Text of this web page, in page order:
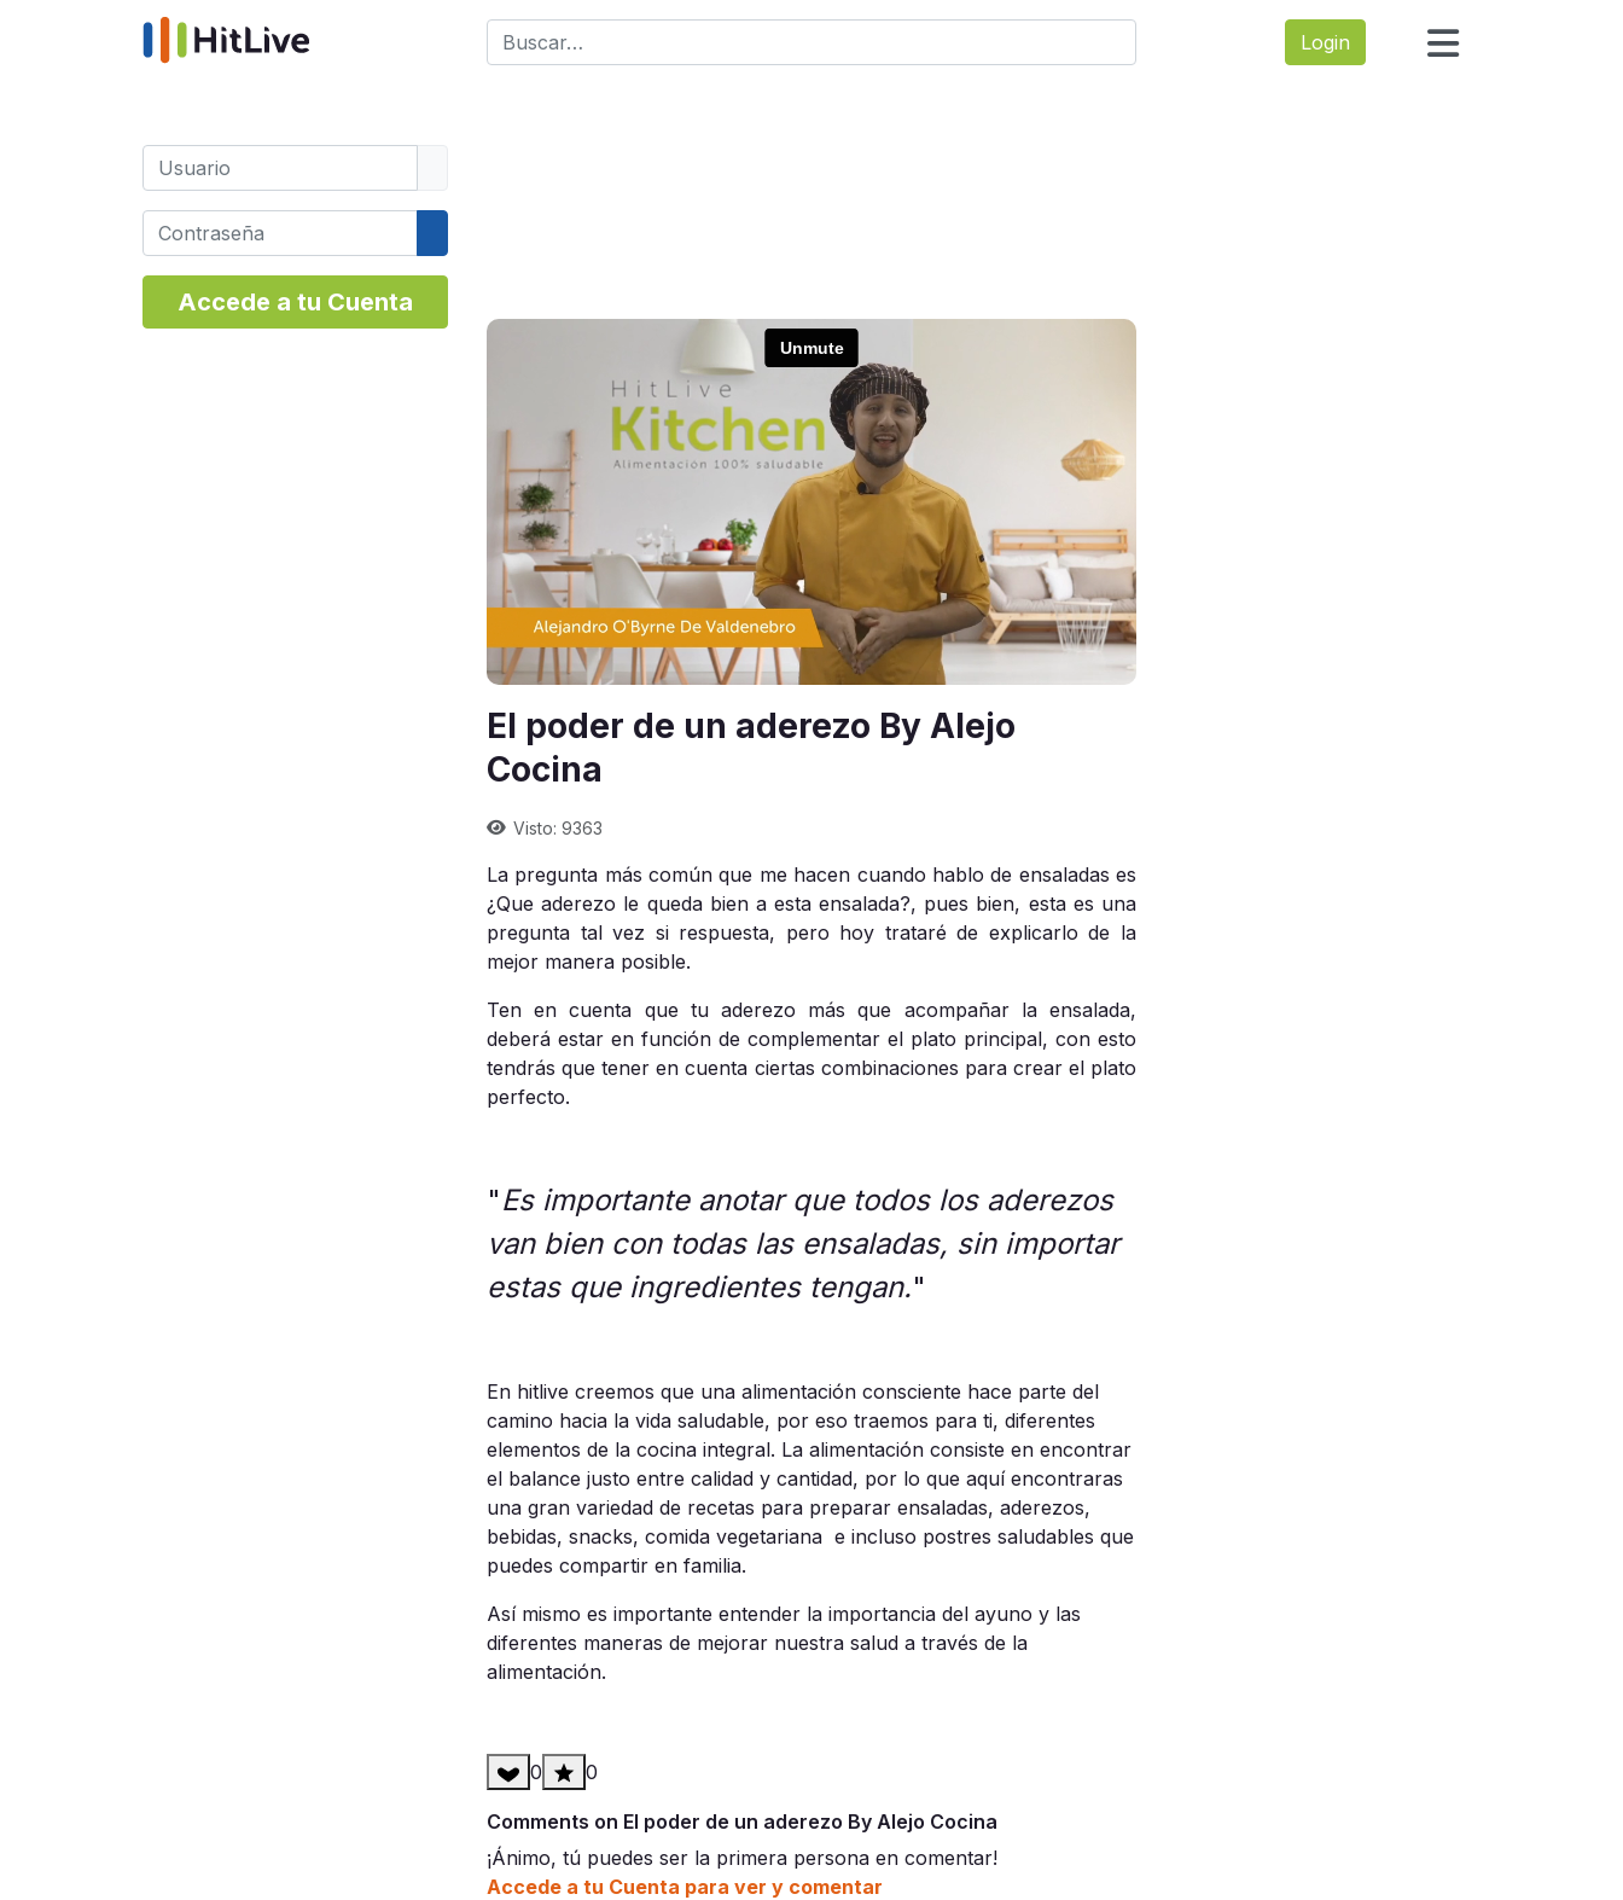
Buscar
Login
El poder de un aderezo By Alejo
Cocina
Visto: 9363
La pregunta más común que me hacen cuando hablo de ensaladas es
¿Que aderezo le queda bien a esta ensalada?, pues bien, esta es una
pregunta tal vez si respuesta, pero hoy trataré de explicarlo de la
mejor manera posible.
Ten en cuenta que tu aderezo más que acompañar la ensalada,
deberá estar en función de complementar el plato principal, con esto
tendrás que tener en cuenta ciertas combinaciones para crear el plato
perfecto.
"Es importante anotar que todos los aderezos
van bien con todas las ensaladas, sin importar
estas que ingredientes tengan."
En hitlive creemos que una alimentación consciente hace parte del
camino hacia la vida saludable, por eso traemos para ti, diferentes
elementos de la cocina integral. La alimentación consiste en encontrar
el balance justo entre calidad y cantidad, por lo que aquí encontraras
una gran variedad de recetas para preparar ensaladas, aderezos,
bebidas, snacks, comida vegetariana e incluso postres saludables que
puedes compartir en familia.
Así mismo es importante entender la importancia del ayuno y las
diferentes maneras de mejorar nuestra salud a través de la
alimentación.
0 0
Comments on El poder de un aderezo By Alejo Cocina
¡Ánimo, tú puedes ser la primera persona en comentar!
Accede a tu Cuenta para ver y comentar
Usuario
Contraseña
Mostrar contraseña
Accede a tu Cuenta